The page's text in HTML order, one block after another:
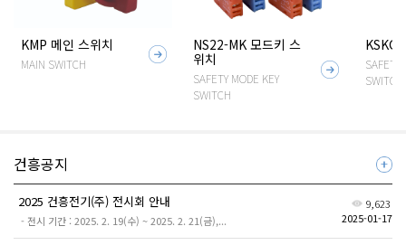
KMP 메인 스위치
MAIN SWITCH
자
NS22-MK 모드키 스
위치
SAFETY MODE KEY
SWITCH
자
KSKG
SAFETY
SWITCH
건흥공지 더
보
2025 건흥전기(주) 전시회 안내
- 전시 기간 : 2025. 2. 19(수) ~ 2025. 2. 21(금),...
9,623
2025-01-17